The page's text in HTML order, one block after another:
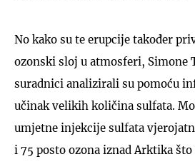
No kako su te erupcije također
ozonski sloj u atmosferi, Simone
suradnici analizirali su pomoću
učinak velikih količina sulfata.
umjetne injekcije sulfata
i 75 posto ozona iznad Arktika